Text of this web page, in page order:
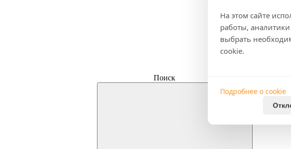
Поиск
На этом сайте
работы,
выбрать
cookie.
Подробнее о cookie